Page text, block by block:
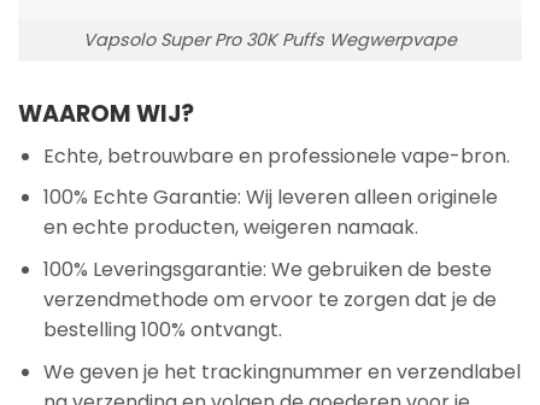
Vapsolo Super Pro 30K Puffs Wegwerpvape
WAAROM WIJ?
Echte, betrouwbare en professionele vape-bron.
100% Echte Garantie: Wij leveren alleen originele
en echte producten, weigeren namaak.
100% Leveringsgarantie: We gebruiken de beste
verzendmethode om ervoor te zorgen dat je de
bestelling 100% ontvangt.
We geven je het trackingnummer en verzendlabel